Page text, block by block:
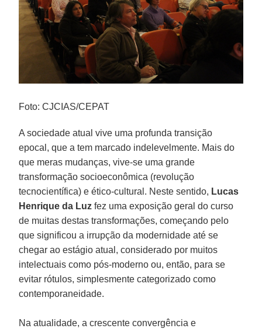
Foto: CJCIAS/CEPAT
A sociedade atual vive uma profunda transição
epocal, que a tem marcado indelevelmente. Mais do
que meras mudanças, vive-se uma grande
transformação socioeconômica (revolução
tecnocientífica) e ético-cultural. Neste sentido, Lucas
Henrique da Luz fez uma exposição geral do curso
de muitas destas transformações, começando pelo
que significou a irrupção da modernidade até se
chegar ao estágio atual, considerado por muitos
intelectuais como pós-moderno ou, então, para se
evitar rótulos, simplesmente categorizado como
contemporaneidade.
Na atualidade, a crescente convergência e